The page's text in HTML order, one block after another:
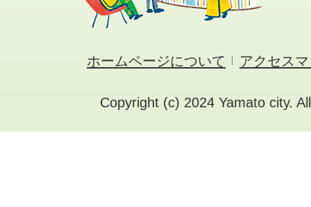
ホームページについて アクセス
Copyright (c) 2024 Yamato city.